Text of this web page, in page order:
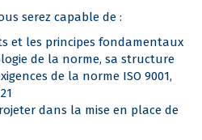
serez capable de :
et les principes fondamentaux
de la norme, sa structure
de la norme ISO 9001,
dans la mise en place de